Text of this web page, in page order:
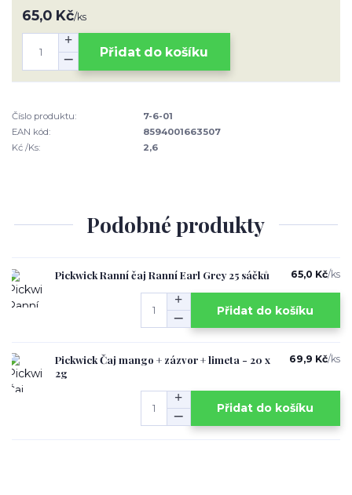
65,0 Kč/ks
Přidat do košíku
Číslo produktu:
7-6-01
EAN kód:
8594001663507
Kć /Ks:
2,6
Podobné produkty
Pickwick Ranní čaj Ranní Earl Grey 25 sáčků 65,0 Kč/ks
Přidat do košíku
Pickwick Čaj mango + zázvor + limeta - 20 x
2g
69,9 Kč/ks
Přidat do košíku